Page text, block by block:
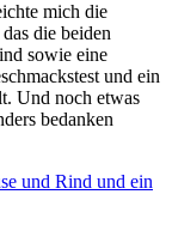
mich die
die beiden
sowie eine
und ein
Und noch etwas
bedanken
und Rind und ein